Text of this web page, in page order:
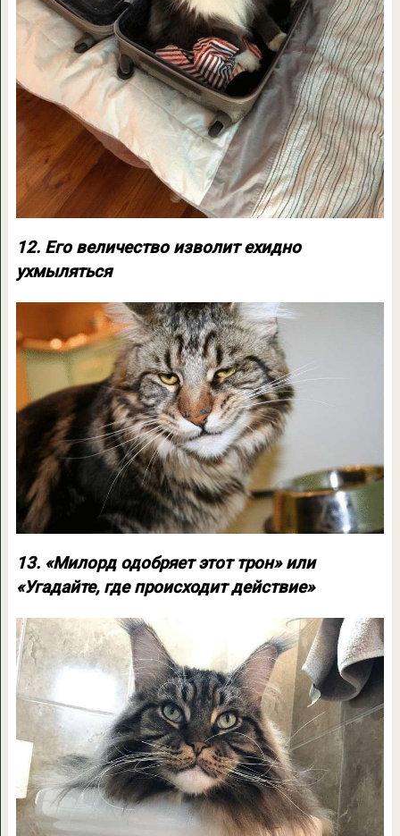
12. Его величество изволит ехидно
ухмыляться
13. «Милорд одобряет этот трон» или
«Угадайте, где происходит действие»